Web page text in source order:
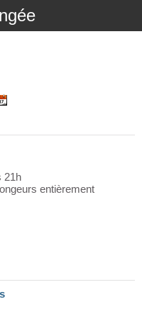
21h
entièrement